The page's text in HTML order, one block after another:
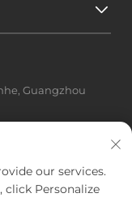
Guangzhou
our services.
click Personalize